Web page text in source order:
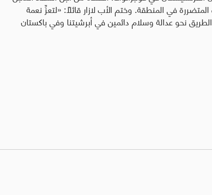
في المنطقة. وختم الأب لازار قائلاً: «لتعزِّ نعمة
نحو عدالة وسلام دائمين في أبرشيتنا وفي باكستان